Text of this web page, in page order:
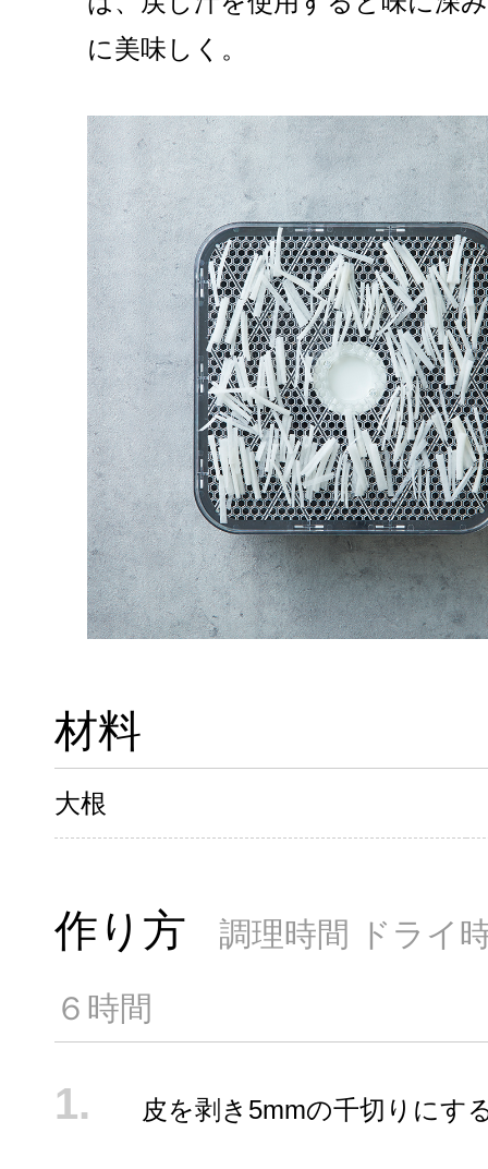
に美味しく。
材料
大根
作り方 調理時間 ドライ
６時間
皮を剥き5mmの千切りにす